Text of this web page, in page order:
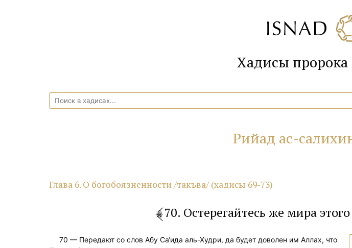
Рийад ас-
Глава 6. О богобоязненности /такъва/ (хадисы 69-73)
70. Остерегайтесь же мира
70 — Передают со слов Абу Са‘ида аль-Худри, да будет доволен им Аллах, что